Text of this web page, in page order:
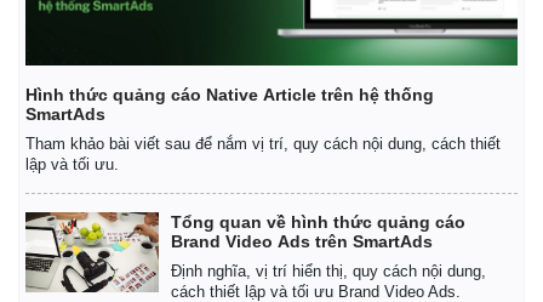
Hình thức quảng cáo Native Article trên hệ thống
SmartAds
Tham khảo bài viết sau để nắm vị trí, quy cách nội dung, cách thiết
lập và tối ưu.
Tổng quan về hình thức quảng cáo
Brand Video Ads trên SmartAds
Định nghĩa, vị trí hiển thị, quy cách nội dung,
cách thiết lập và tối ưu Brand Video Ads.